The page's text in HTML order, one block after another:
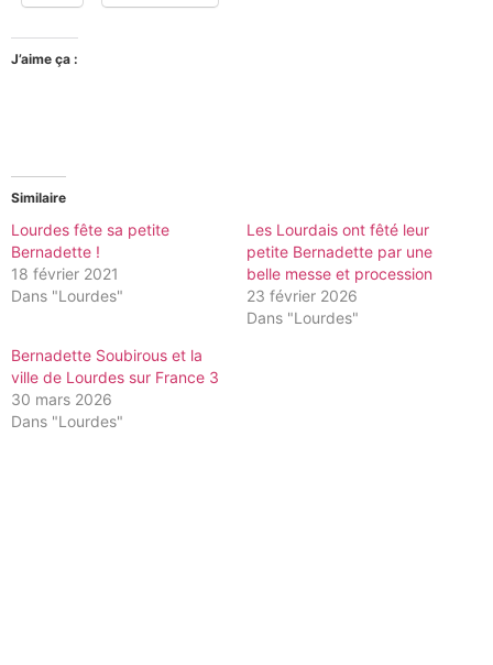
J’aime ça :
Similaire
Lourdes fête sa petite
Bernadette !
18 février 2021
Dans "Lourdes"
Les Lourdais ont fêté leur
petite Bernadette par une
belle messe et procession
23 février 2026
Dans "Lourdes"
Bernadette Soubirous et la
ville de Lourdes sur France 3
30 mars 2026
Dans "Lourdes"